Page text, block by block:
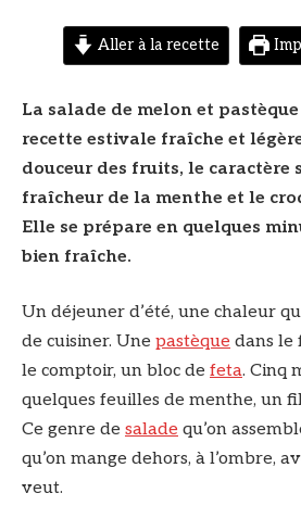
Aller à la recette
La salade de melon et
recette estivale fraîche et
douceur des fruits, le caractère
fraîcheur de la menthe et le
Elle se prépare en quelques
bien fraîche.
Un déjeuner d’été, une chaleur
de cuisiner. Une pastèque dans le
le comptoir, un bloc de feta. Cinq
quelques feuilles de menthe, un
Ce genre de salade qu’on
qu’on mange dehors, à l’ombre,
veut.